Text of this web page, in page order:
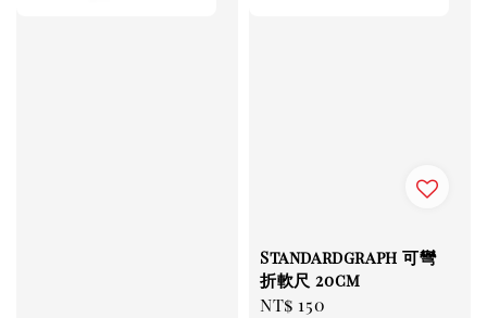
Standardgraph 可彎
折軟尺 20cm
Regular
NT$ 150